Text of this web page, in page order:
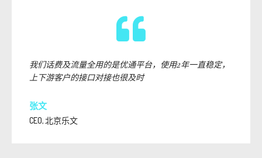
我们话费及流量全用的是优通平台，使用2年一直稳定，
上下游客户的接口对接也很及时
张文
CEO, 北京乐文